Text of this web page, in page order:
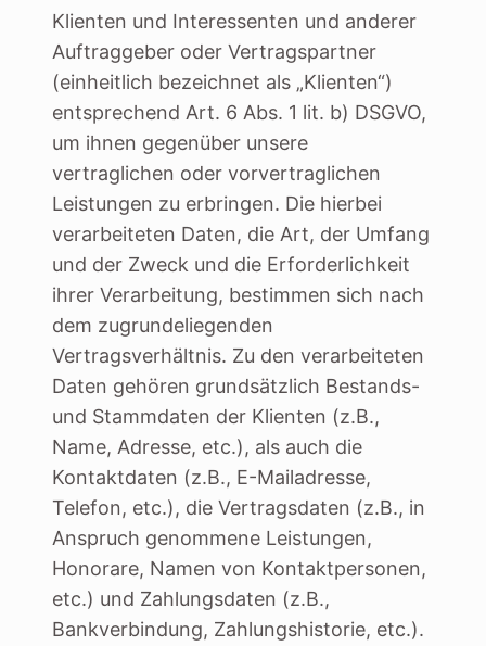
Klienten und Interessenten und anderer
Auftraggeber oder Vertragspartner
(einheitlich bezeichnet als „Klienten“)
entsprechend Art. 6 Abs. 1 lit. b) DSGVO,
um ihnen gegenüber unsere
vertraglichen oder vorvertraglichen
Leistungen zu erbringen. Die hierbei
verarbeiteten Daten, die Art, der Umfang
und der Zweck und die Erforderlichkeit
ihrer Verarbeitung, bestimmen sich nach
dem zugrundeliegenden
Vertragsverhältnis. Zu den verarbeiteten
Daten gehören grundsätzlich Bestands-
und Stammdaten der Klienten (z.B.,
Name, Adresse, etc.), als auch die
Kontaktdaten (z.B., E-Mailadresse,
Telefon, etc.), die Vertragsdaten (z.B., in
Anspruch genommene Leistungen,
Honorare, Namen von Kontaktpersonen,
etc.) und Zahlungsdaten (z.B.,
Bankverbindung, Zahlungshistorie, etc.).